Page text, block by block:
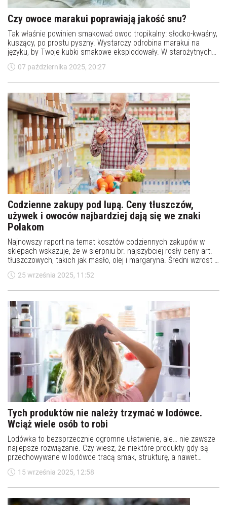
Czy owoce marakui poprawiają jakość snu?
Tak właśnie powinien smakować owoc tropikalny: słodko-kwaśny,
kuszący, po prostu pyszny. Wystarczy odrobina marakui na
języku, by Twoje kubki smakowe eksplodowały. W starożytnych
kulturach Ameryki Południowej bezsenność leczono ekstraktami
z męczennicy, znanej również jako marakuja. Mówiono nawet, że
07 października 2025, 20:27
Codzienne zakupy pod lupą. Ceny tłuszczów,
używek i owoców najbardziej dają się we znaki
Polakom
Najnowszy raport na temat kosztów codziennych zakupów w
sklepach wskazuje, że w sierpniu br. najszybciej rosły ceny art.
tłuszczowych, takich jak masło, olej i margaryna. Średni wzrost w
tej kategorii wyniósł 17,7% rdr. Wśród najbardziej drożejących
grup towarów widać też używki, owoce, słodycze i desery oraz
spadki cen. Dotyczyło to karm dla zwierząt, art. dla dzieci, chemii
gospodarczej oraz produktów sypkich, czyli cukru i mąki.
25 września 2025, 11:52
Tych produktów nie należy trzymać w lodówce.
Wciąż wiele osób to robi
Lodówka to bezsprzecznie ogromne ułatwienie, ale… nie zawsze
najlepsze rozwiązanie. Czy wiesz, że niektóre produkty gdy są
przechowywane w lodówce tracą smak, strukturę, a nawet
szybciej się psują? Których produktów nie należy przechowywać
w lodówce?
15 września 2025, 12:58